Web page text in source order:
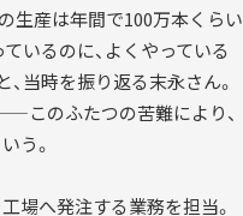
生産は年間で100万本くらい
いるのに、よくやっている
当時を振り返る末永さん。
このふたつの苦難により、
う。
場へ発注する業務を担当。